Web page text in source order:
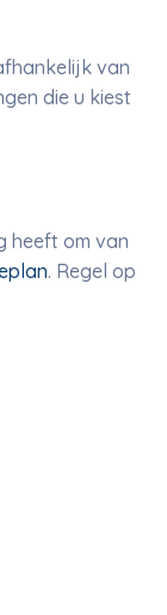
van
die u kiest
heeft om van
. Regel op